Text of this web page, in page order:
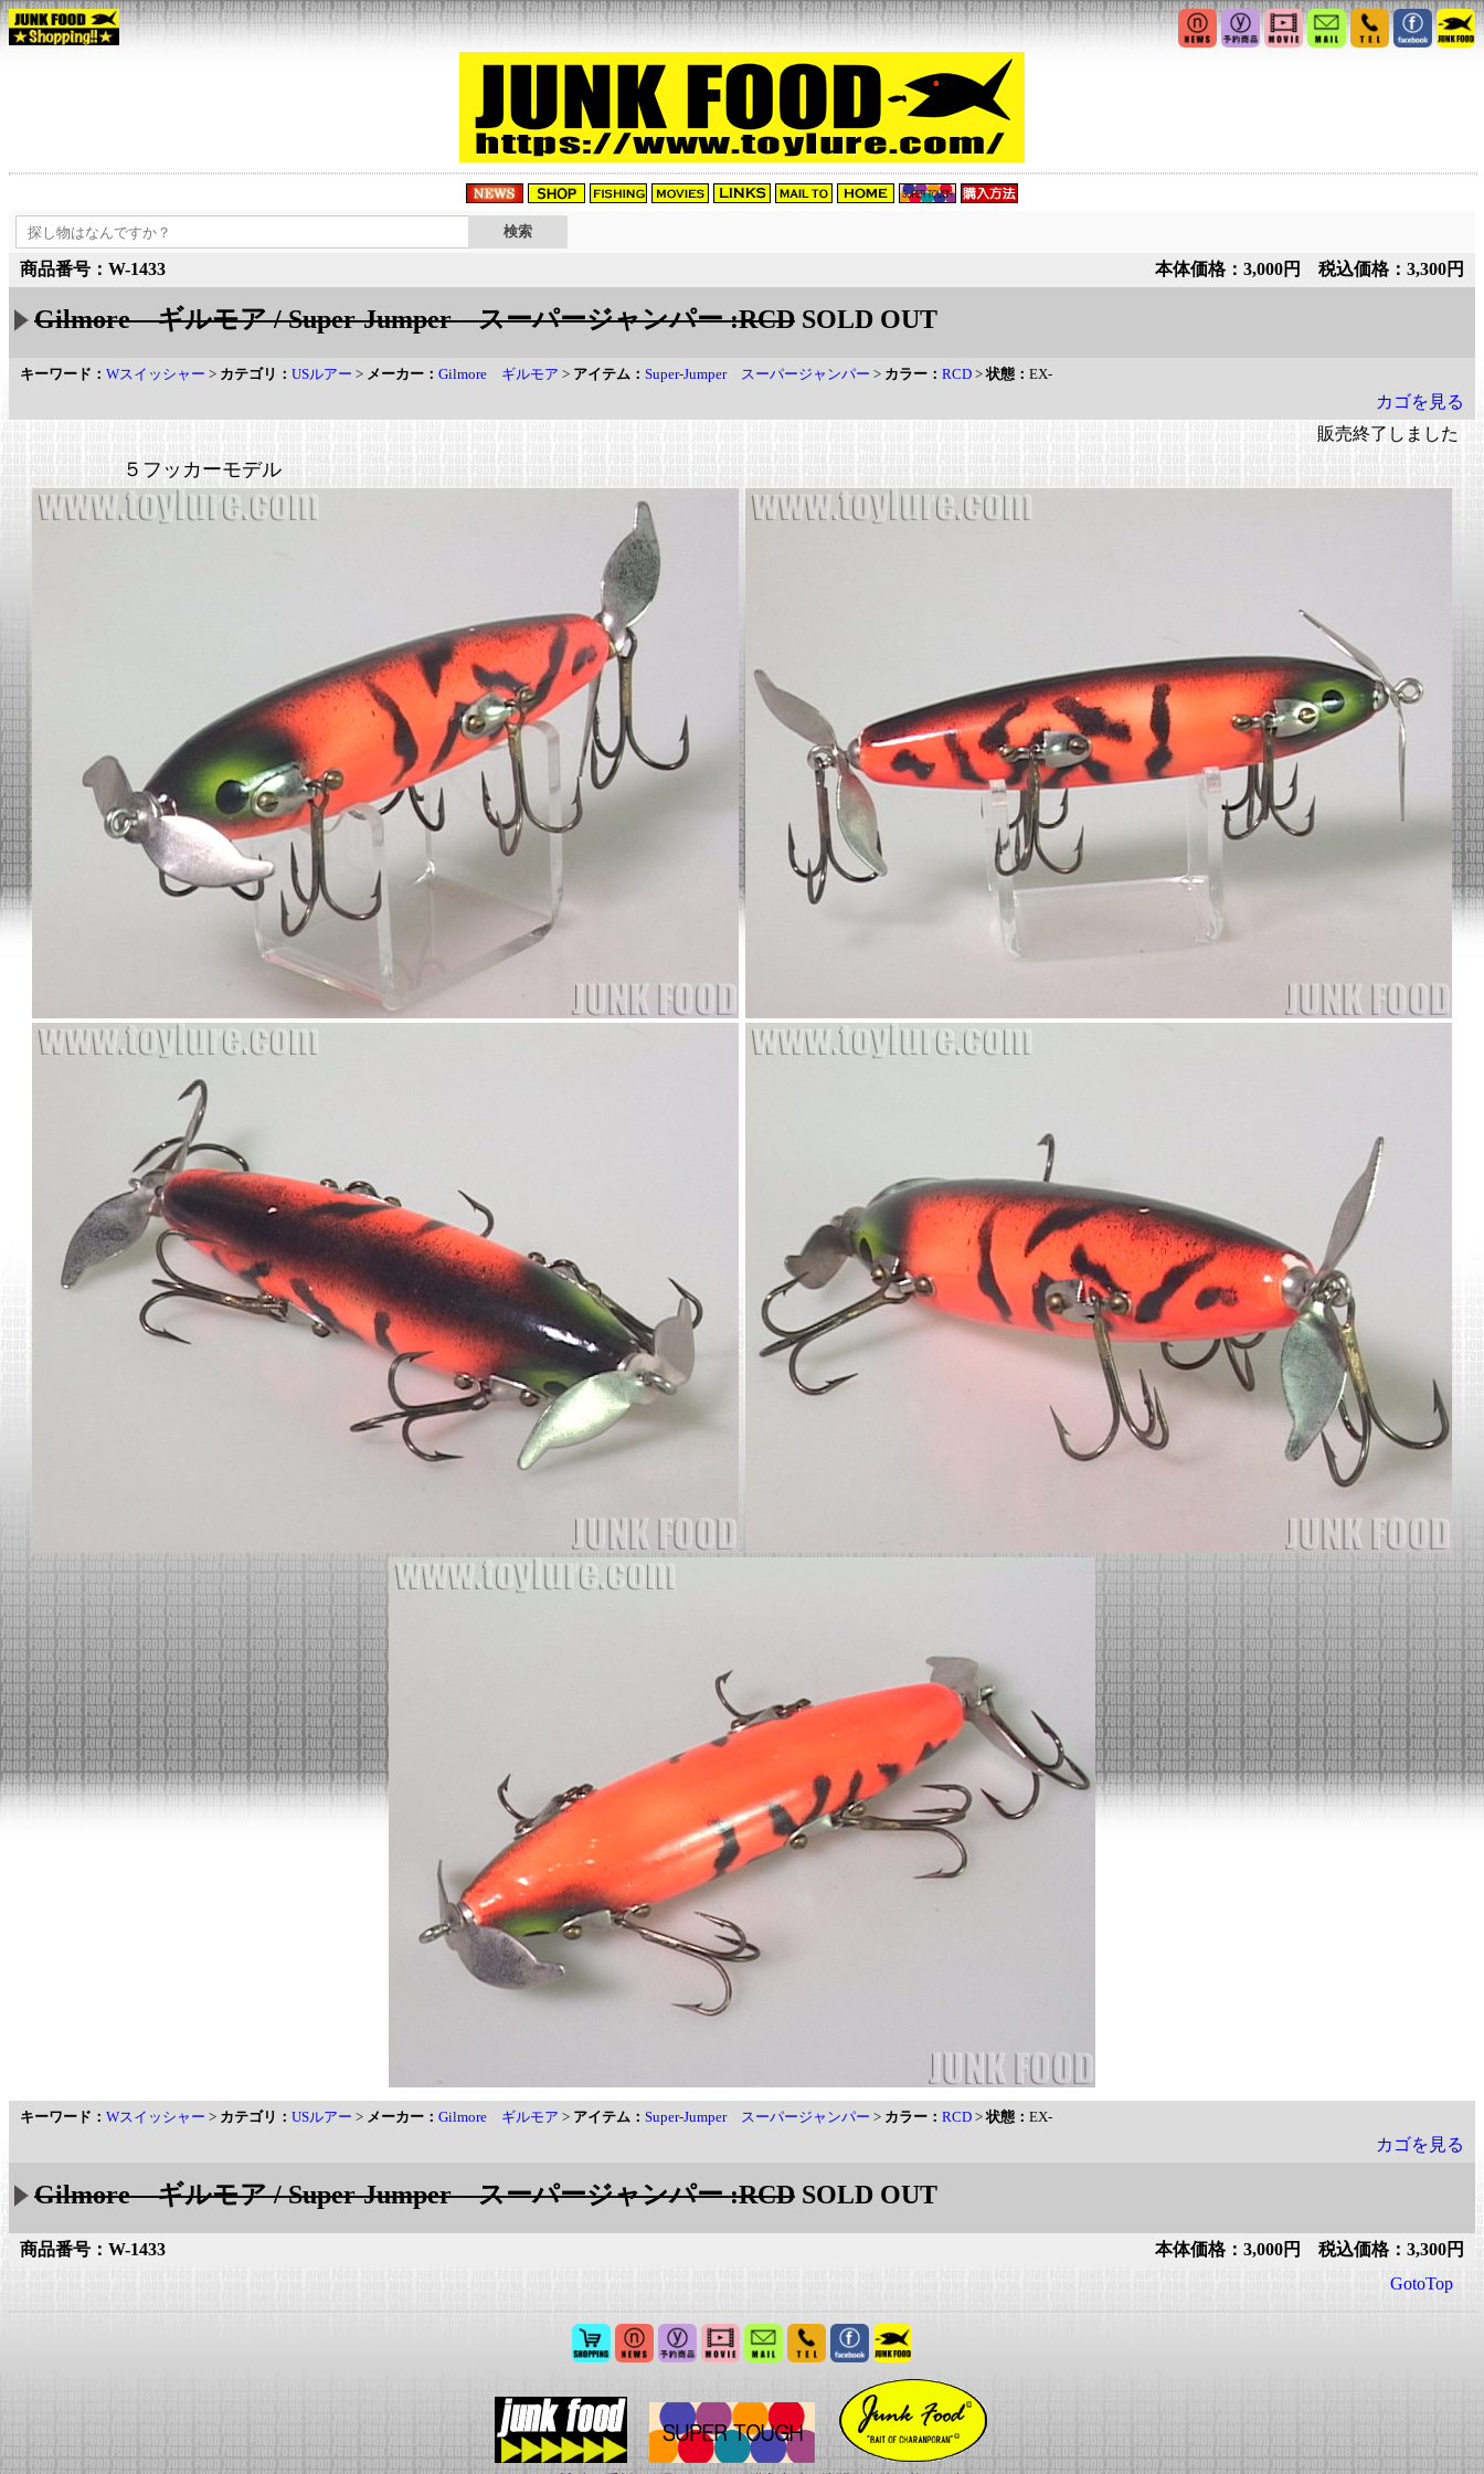
商品番号：W-1433 本体価格：3,000円 税込価格：3,300円
Gilmore ギルモア / Super-Jumper スーパージャンパー :RCD SOLD OUT
キーワード： Wスイッシャー > カテゴリ： USルアー > メーカー： Gilmore ギルモア > アイテム： Super-Jumper スーパージャンパー > カラー： RCD >状態： EX-
カゴを見る
販売終了しました
５フッカーモデル
キーワード： Wスイッシャー > カテゴリ： USルアー > メーカー： Gilmore ギルモア > アイテム： Super-Jumper スーパージャンパー > カラー： RCD >状態： EX-
カゴを見る
Gilmore ギルモア / Super-Jumper スーパージャンパー :RCD SOLD OUT
商品番号：W-1433
本体価格：3,000円 税込価格：3,300円
GotoTop